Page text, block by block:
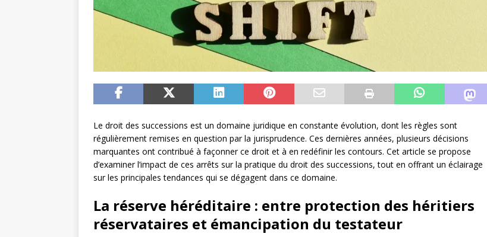
Le droit des successions est un domaine juridique en constante évolution, dont les règles sont
régulièrement remises en question par la jurisprudence. Ces dernières années, plusieurs décisions
marquantes ont contribué à façonner ce droit et à en redéfinir les contours. Cet article se propose
d’examiner l’impact de ces arrêts sur la pratique du droit des successions, tout en offrant un éclairage
sur les principales tendances qui se dégagent dans ce domaine.
La réserve héréditaire : entre protection des héritiers
réservataires et émancipation du testateur